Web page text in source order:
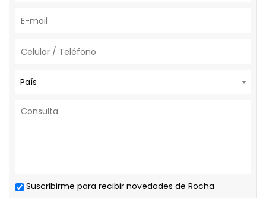
País
Suscribirme para recibir novedades de Rocha